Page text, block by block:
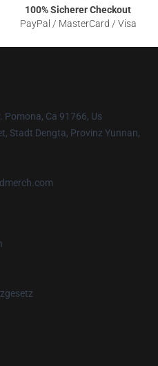
100% Sicherer Checkout
PayPal / MasterCard / Visa
Pomona, Ca 91766, Us
Stadt Dengta, Provinz Yunnan,